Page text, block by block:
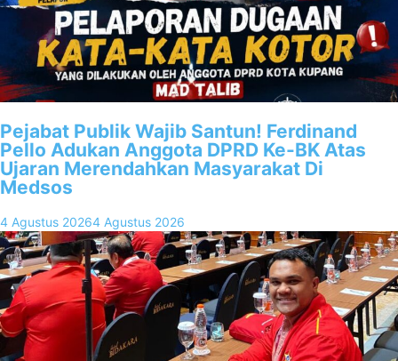
Pejabat Publik Wajib Santun! Ferdinand
Pello Adukan Anggota DPRD Ke-BK Atas
Ujaran Merendahkan Masyarakat Di
Medsos
4 Agustus 20264 Agustus 2026